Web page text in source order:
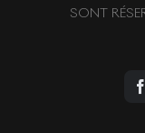
SONT